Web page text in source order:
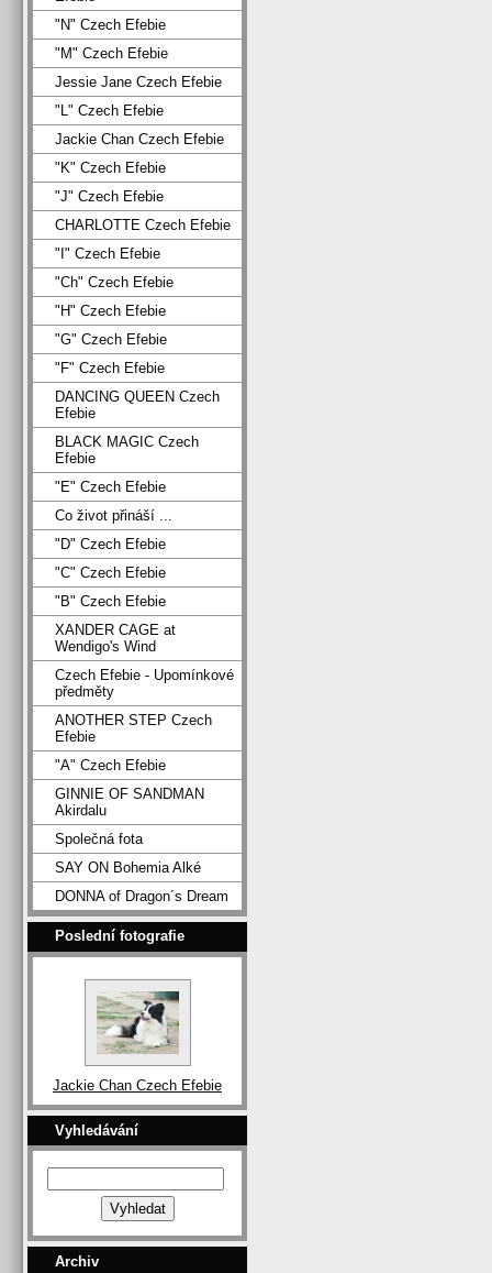
"N" Czech Efebie
"M" Czech Efebie
Jessie Jane Czech Efebie
"L" Czech Efebie
Jackie Chan Czech Efebie
"K" Czech Efebie
"J" Czech Efebie
CHARLOTTE Czech Efebie
"I" Czech Efebie
"Ch" Czech Efebie
"H" Czech Efebie
"G" Czech Efebie
"F" Czech Efebie
DANCING QUEEN Czech
Efebie
BLACK MAGIC Czech
Efebie
"E" Czech Efebie
Co život přináší ...
"D" Czech Efebie
"C" Czech Efebie
"B" Czech Efebie
XANDER CAGE at
Wendigo's Wind
Czech Efebie - Upomínkové
předměty
ANOTHER STEP Czech
Efebie
"A" Czech Efebie
GINNIE OF SANDMAN
Akirdalu
Společná fota
SAY ON Bohemia Alké
DONNA of Dragon´s Dream
Poslední fotografie
Jackie Chan Czech Efebie
Vyhledávání
Archiv